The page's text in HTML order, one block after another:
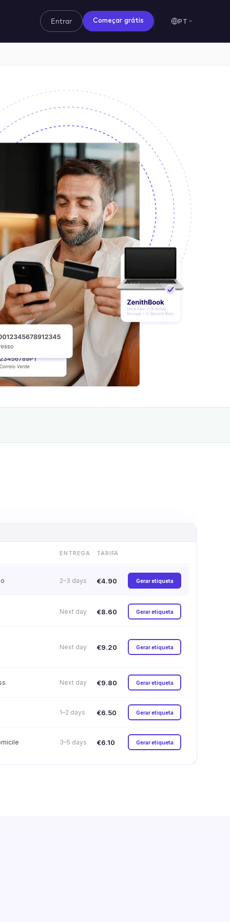
Entrar Começar grátis PT
ENTREGA TARIFA
2–3 days €4.90 Gerar etiqueta
Next day €8.60 Gerar etiqueta
Next day €9.20 Gerar etiqueta
Next day €9.80 Gerar etiqueta
1–2 days €6.50 Gerar etiqueta
3–5 days €6.10 Gerar etiqueta